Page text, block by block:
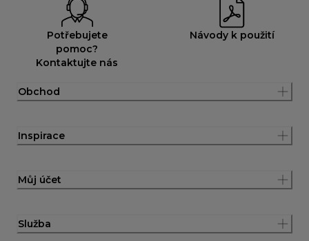
Potřebujete
pomoc?
Kontaktujte nás
Návody k použití
Obchod
Inspirace
Můj účet
Služba